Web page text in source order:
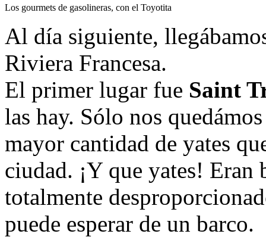
Los gourmets de gasolineras, con el Toyotita
Al día siguiente,
Riviera Francesa.
El primer lugar fue Saint
las hay. Sólo nos
mayor cantidad de yates
ciudad. ¡Y que yates! Eran
totalmente
puede esperar de un barco.